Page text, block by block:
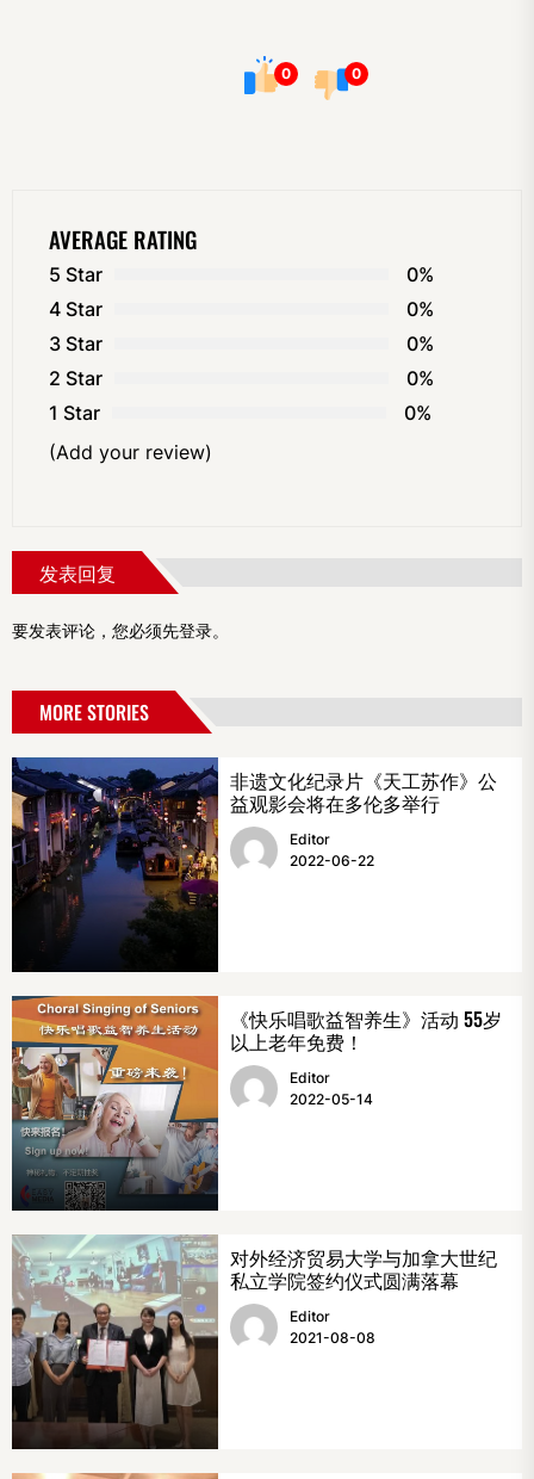
0 0
AVERAGE RATING
5 Star
0%
4 Star
0%
3 Star
0%
2 Star
0%
1 Star
0%
(Add your review)
发表回复
要发表评论，您必须先登录。
MORE STORIES
非遗文化纪录片《天工苏作》公
益观影会将在多伦多举行
Editor
2022-06-22
《快乐唱歌益智养生》活动 55岁
以上老年免费！
Editor
2022-05-14
对外经济贸易大学与加拿大世纪
私立学院签约仪式圆满落幕
Editor
2021-08-08